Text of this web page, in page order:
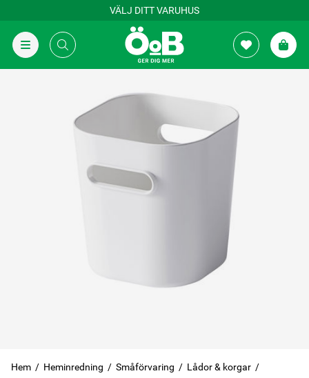
VÄLJ DITT VARUHUS
Hem Heminredning Småförvaring Lådor & korgar